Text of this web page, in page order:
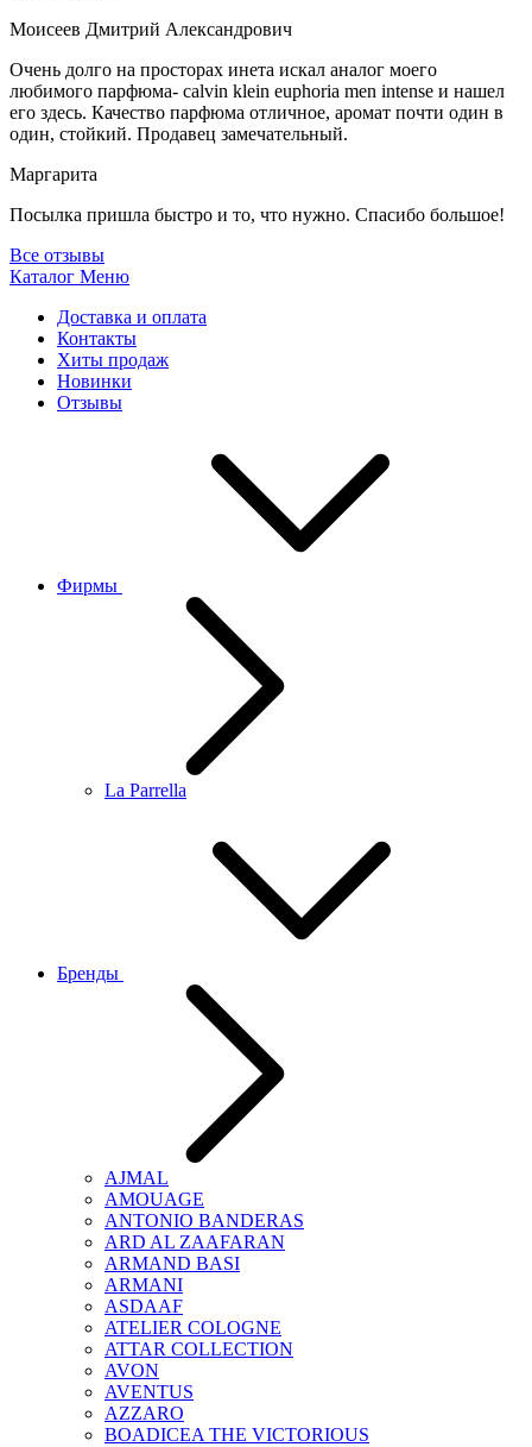
Моисеев Дмитрий Александрович
Очень долго на просторах инета искал аналог моего
любимого парфюма- calvin klein euphoria men intense и нашел
его здесь. Качество парфюма отличное, аромат почти один в
один, стойкий. Продавец замечательный.
Маргарита
Посылка пришла быстро и то, что нужно. Спасибо большое!
Все отзывы
Каталог Меню
Доставка и оплата
Контакты
Хиты продаж
Новинки
Отзывы
Фирмы
La Parrella
Бренды
AJMAL
AMOUAGE
ANTONIO BANDERAS
ARD AL ZAAFARAN
ARMAND BASI
ARMANI
ASDAAF
ATELIER COLOGNE
ATTAR COLLECTION
AVON
AVENTUS
AZZARO
BOADICEA THE VICTORIOUS